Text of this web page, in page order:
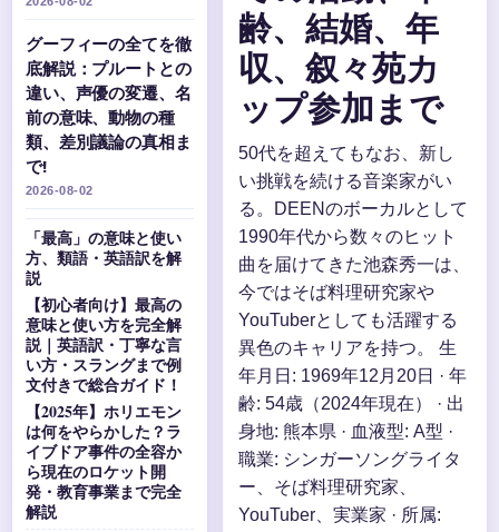
齢、結婚、年
収、叙々苑カ
ップ参加まで
50代を超えてもなお、新し
い挑戦を続ける音楽家がい
る。DEENのボーカルとして
1990年代から数々のヒット
曲を届けてきた池森秀一は、
今ではそば料理研究家や
YouTuberとしても活躍する
異色のキャリアを持つ。 生
年月日: 1969年12月20日 · 年
齢: 54歳（2024年現在） · 出
身地: 熊本県 · 血液型: A型 ·
職業: シンガーソングライタ
ー、そば料理研究家、
YouTuber、実業家 · 所属:
グーフィーの全てを徹
底解説：プルートとの
違い、声優の変遷、名
前の意味、動物の種
類、差別議論の真相ま
で!
2026-08-02
「最高」の意味と使い
方、類語・英語訳を解
説
【初心者向け】最高の
意味と使い方を完全解
説｜英語訳・丁寧な言
い方・スラングまで例
文付きで総合ガイド！
【2025年】ホリエモン
は何をやらかした？ラ
イブドア事件の全容か
ら現在のロケット開
発・教育事業まで完全
解説